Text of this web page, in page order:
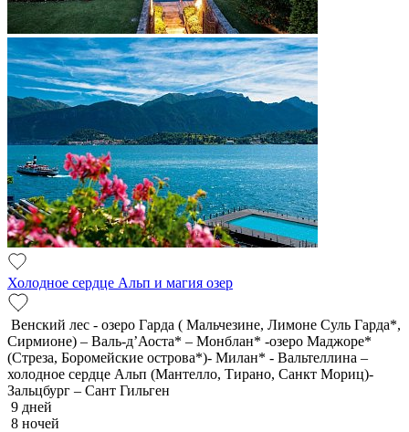
Холодное сердце Альп и магия озер
Венский лес - озеро Гарда ( Мальчезине, Лимоне Суль Гарда*,
Сирмионе) – Валь-д’Аоста* – Монблан* -озеро Маджоре*
(Стреза, Боромейские острова*)- Милан* - Вальтеллина –
холодное сердце Альп (Мантелло, Тирано, Санкт Мориц)-
Зальцбург – Сант Гильген
9 дней
8 ночей